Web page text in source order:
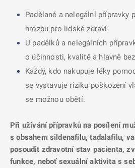
Padělané a nelegální přípravky
hrozbu pro lidské zdraví.
U padělků a nelegálních
o účinnosti, kvalitě a hlavně
Každý, kdo nakupuje léky
se vystavuje riziku poškození
se možnou obětí.
Při užívání přípravků na posílení
s obsahem sildenafilu, tadalafilu,
posoudit zdravotní stav pacienta,
funkce, neboť sexuální aktivita s